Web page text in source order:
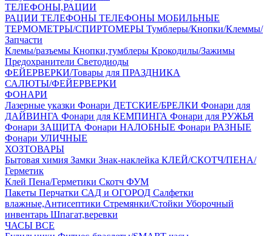
ТЕЛЕФОНЫ,РАЦИИ
РАЦИИ ТЕЛЕФОНЫ ТЕЛЕФОНЫ МОБИЛЬНЫЕ
ТЕРМОМЕТРЫ/СПИРТОМЕРЫ Тумблеры/Кнопки/Клеммы/
Запчасти
Клемы/разъемы Кнопки,тумблеры Крокодилы/Зажимы
Предохранители Светодиоды
ФЕЙЕРВЕРКИ/Товары для ПРАЗДНИКА
САЛЮТЫ/ФЕЙЕРВЕРКИ
ФОНАРИ
Лазерные указки Фонари ДЕТСКИЕ/БРЕЛКИ Фонари для
ДАЙВИНГА Фонари для КЕМПИНГА Фонари для РУЖЬЯ
Фонари ЗАЩИТА Фонари НАЛОБНЫЕ Фонари РАЗНЫЕ
Фонари УЛИЧНЫЕ
ХОЗТОВАРЫ
Бытовая химия Замки Знак-наклейка КЛЕЙ/СКОТЧ/ПЕНА/
Герметик
Клей Пена/Герметики Скотч ФУМ
Пакеты Перчатки САД и ОГОРОД Салфетки
влажные,Антисептики Стремянки/Стойки Уборочный
инвентарь Шпагат,веревки
ЧАСЫ ВСЕ